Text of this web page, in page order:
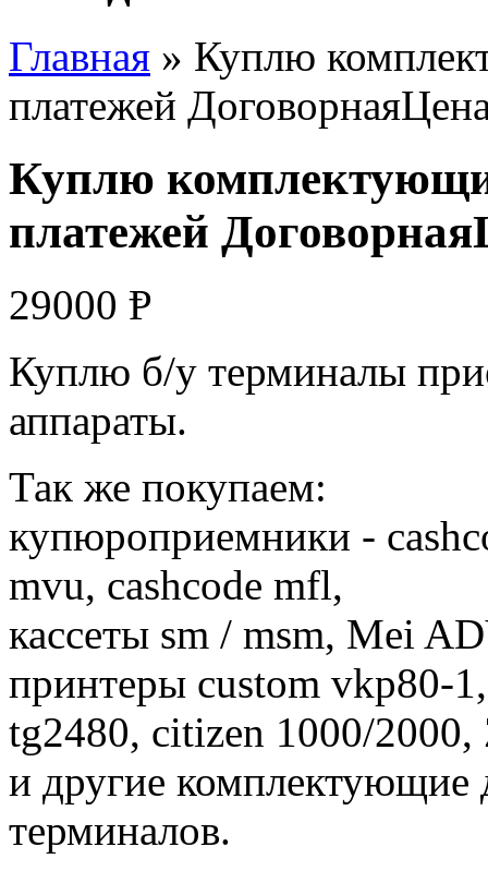
Главная » Куплю
платежей
Куплю
платежей
29000 Ᵽ
Куплю б/у терминалы
аппараты.
Так же покупаем:
купюроприемники -
mvu, cashcode mfl,
кассеты sm / msm, Mei
принтеры custom vkp80-
tg2480, citizen 1000/
и другие комплектующие
терминалов.